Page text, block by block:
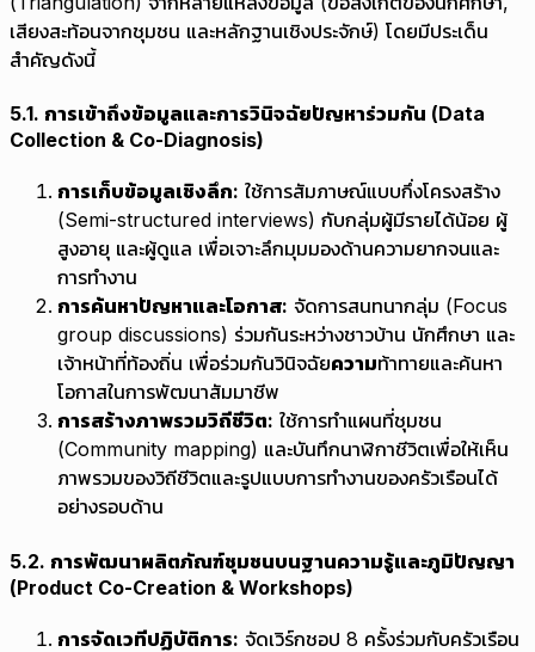
เสียงสะท้อนจากชุมชน และหลักฐานเชิงประจักษ์) โดยมีประเด็น
สำคัญดังนี้
5.1. การเข้าถึงข้อมูลและการวินิจฉัยปัญหาร่วมกัน (Data
Collection & Co-Diagnosis)
การเก็บข้อมูลเชิงลึก: ใช้การสัมภาษณ์แบบกึ่งโครงสร้าง
(Semi-structured interviews) กับกลุ่มผู้มีรายได้น้อย ผู้
สูงอายุ และผู้ดูแล เพื่อเจาะลึกมุมมองด้านความยากจนและ
การทำงาน
การค้นหาปัญหาและโอกาส: จัดการสนทนากลุ่ม (Focus
group discussions) ร่วมกันระหว่างชาวบ้าน นักศึกษา และ
เจ้าหน้าที่ท้องถิ่น เพื่อร่วมกันวินิจฉัยความท้าทายและค้นหา
โอกาสในการพัฒนาสัมมาชีพ
การสร้างภาพรวมวิถีชีวิต: ใช้การทำแผนที่ชุมชน
(Community mapping) และบันทึกนาฬิกาชีวิตเพื่อให้เห็น
ภาพรวมของวิถีชีวิตและรูปแบบการทำงานของครัวเรือนได้
อย่างรอบด้าน
5.2. การพัฒนาผลิตภัณฑ์ชุมชนบนฐานความรู้และภูมิปัญญา
(Product Co-Creation & Workshops)
การจัดเวทีปฏิบัติการ: จัดเวิร์กชอป 8 ครั้งร่วมกับครัวเรือน